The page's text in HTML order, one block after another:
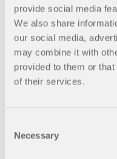
provide social media
We also share
our social media,
may combine it with
provided to them or
of their services.
Selection
Necessary
Typ koupě